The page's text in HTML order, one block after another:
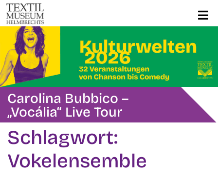
Carolina Bubbico –
„Vocália“ Live Tour
Schlagwort:
Vokelensemble